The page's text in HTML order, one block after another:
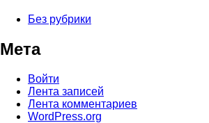
Без рубрики
Мета
Войти
Лента записей
Лента комментариев
WordPress.org